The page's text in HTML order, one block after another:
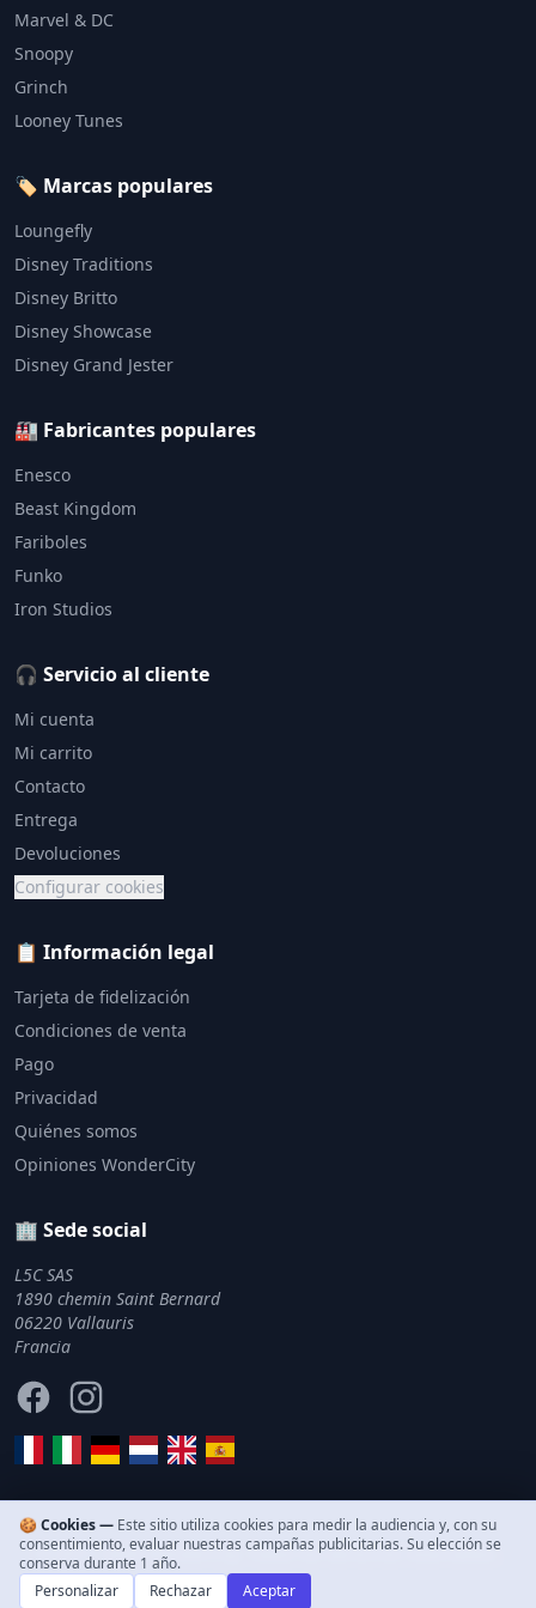
Marvel & DC
Snoopy
Grinch
Looney Tunes
🏷️ Marcas populares
Loungefly
Disney Traditions
Disney Britto
Disney Showcase
Disney Grand Jester
🏭 Fabricantes populares
Enesco
Beast Kingdom
Fariboles
Funko
Iron Studios
🎧 Servicio al cliente
Mi cuenta
Mi carrito
Contacto
Entrega
Devoluciones
Configurar cookies
📋 Información legal
Tarjeta de fidelización
Condiciones de venta
Pago
Privacidad
Quiénes somos
Opiniones WonderCity
🏢 Sede social
L5C SAS
1890 chemin Saint Bernard
06220 Vallauris
Francia
FacebookInstagram
© 2011–2026 WonderCity. Todos los derechos reservados.
🍪 Cookies — Este sitio utiliza cookies para medir la audiencia y, con su
consentimiento, evaluar nuestras campañas publicitarias. Su elección se
conserva durante 1 año.
Personalizar
Rechazar Aceptar